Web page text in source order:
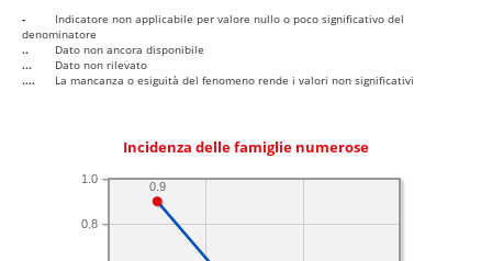
-
Indicatore non applicabile per valore nullo o poco significativo del
denominatore
..
Dato non ancora disponibile
...
Dato non rilevato
....
La mancanza o esiguità del fenomeno rende i valori non significativi
Incidenza delle famiglie numerose
0.8
1.0
0.9